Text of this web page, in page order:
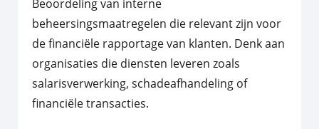
Beoordeling van interne
beheersingsmaatregelen die relevant zijn voor
de financiële rapportage van klanten. Denk aan
organisaties die diensten leveren zoals
salarisverwerking, schadeafhandeling of
financiële transacties.